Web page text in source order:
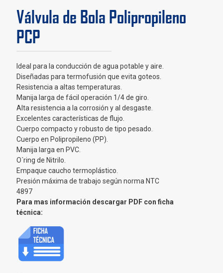
Válvula de Bola Polipropileno
PCP
Ideal para la conducción de agua potable y aire.
Diseñadas para termofusión que evita goteos.
Resistencia a altas temperaturas.
Manija larga de fácil operación 1/4 de giro.
Alta resistencia a la corrosión y al desgaste.
Excelentes características de flujo.
Cuerpo compacto y robusto de tipo pesado.
Cuerpo en Polipropileno (PP).
Manija larga en PVC.
O´ring de Nitrilo.
Empaque caucho termoplástico.
Presión máxima de trabajo según norma NTC
4897
Para mas información descargar PDF con ficha
técnica: